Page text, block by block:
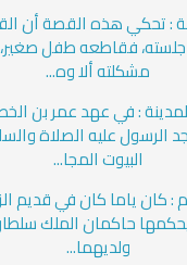
: تحكي هذه القصة أن
فقاطعه طفل
مشكلته ألا وه...
: في عهد عمر بن
عليه الصلاة
البيوت المجا...
: كان ياما كان في قديم
حاكمان الملك
ولديهما...